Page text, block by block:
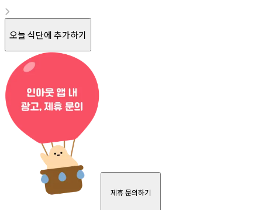
오늘 식단에 추가하기
제휴 문의하기